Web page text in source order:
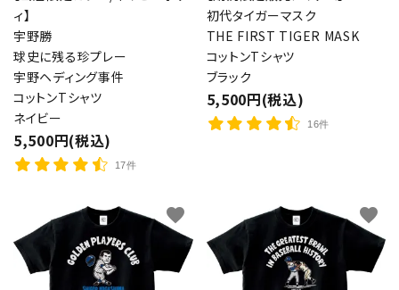
ィ】
宇野勝
球史に残る珍プレー
宇野ヘディング事件
コットンTシャツ
ネイビー
5,500円(税込)
17件
初代タイガーマスク
THE FIRST TIGER MASK
コットンTシャツ
ブラック
5,500円(税込)
16件
favorite favorite